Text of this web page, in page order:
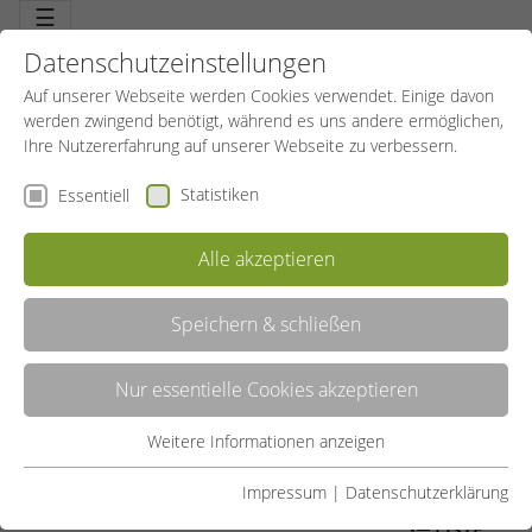
☰
WALKING, NORDIC WALKING
Intensives Gehen ist die ausreichende Basis für ein gesundes Herz-
Kreislaufsystem. Die Ausdauer wird verbessert, Bänder, Sehnen
und Wirbelsäule gestärkt. Und das mit geringem Verletzungsrisiko.
Mit viel Potential, vom Walking über Nordic Walking bis zum
Datenschutzeinstellungen
Auf unserer Webseite werden Cookies verwendet. Einige davon
werden zwingend benötigt, während es uns andere ermöglichen,
Ihre Nutzererfahrung auf unserer Webseite zu verbessern.
Essentiell Statistiken
Alle akzeptieren
Speichern & schließen
Nur essentielle Cookies akzeptieren
Essentielle Cookies werden für grundlegende Funktionen der
Weitere Informationen anzeigen
Impressum | Datenschutzerklärung